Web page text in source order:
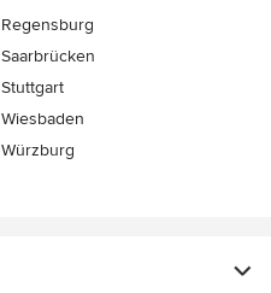
Regensburg
Saarbrücken
Stuttgart
Wiesbaden
Würzburg